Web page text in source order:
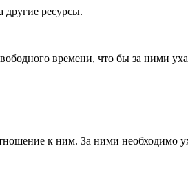
другие ресурсы.
времени, что бы за ними
к ним. За ними